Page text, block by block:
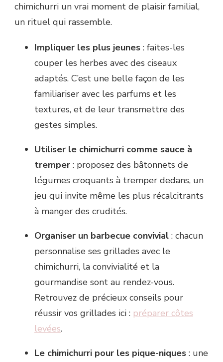
chimichurri un vrai moment de plaisir familial,
un rituel qui rassemble.
Impliquer les plus jeunes : faites-les
couper les herbes avec des ciseaux
adaptés. C’est une belle façon de les
familiariser avec les parfums et les
textures, et de leur transmettre des
gestes simples.
Utiliser le chimichurri comme sauce à
tremper : proposez des bâtonnets de
légumes croquants à tremper dedans, un
jeu qui invite même les plus récalcitrants
à manger des crudités.
Organiser un barbecue convivial : chacun
personnalise ses grillades avec le
chimichurri, la convivialité et la
gourmandise sont au rendez-vous.
Retrouvez de précieux conseils pour
réussir vos grillades ici : préparer côtes
levées.
Le chimichurri pour les pique-niques : une